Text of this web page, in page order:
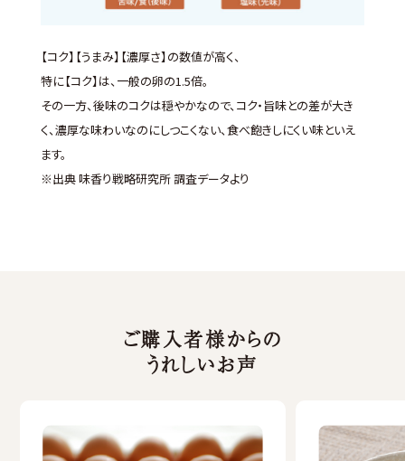
【コク】【うまみ】【濃厚さ】の数値が高く、
特に【コク】は、一般の卵の1.5倍。
その一方、後味のコクは穏やかなので、コク・旨味との差が大き
く、濃厚な味わいなのにしつこくない、食べ飽きしにくい味といえ
ます。
※出典 味香り戦略研究所 調査データより
ご購入者様からの
うれしいお声